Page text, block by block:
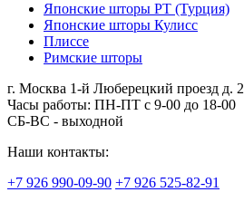
Японские шторы РТ (Турция)
Японские шторы Кулисс
Плиссе
Римские шторы
г. Москва 1-й Люберецкий проезд д. 2
Часы работы: ПН-ПТ с 9-00 до 18-00
СБ-ВС - выходной
Наши контакты:
+7 926 990-09-90 +7 926 525-82-91